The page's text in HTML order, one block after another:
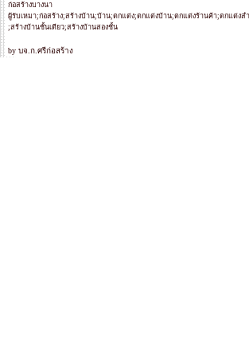
ก่อสร้างบางนา
ผู้รับเหมา;ก่อสร้าง;สร้างบ้าน;บ้าน;ตกแต่ง;ตกแต่งบ้าน;ตกแต่งร้านค้า;ตกแต่งส
;สร้างบ้านชั้นเดียว;สร้างบ้านสองชั้น
by บจ.ก.ศรีก่อสร้าง